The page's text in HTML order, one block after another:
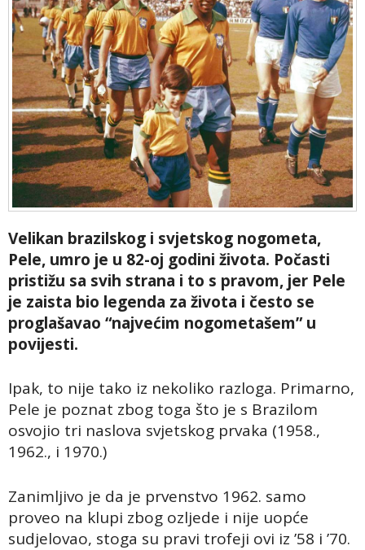
Velikan brazilskog i svjetskog nogometa,
Pele, umro je u 82-oj godini života. Počasti
pristižu sa svih strana i to s pravom, jer Pele
je zaista bio legenda za života i često se
proglašavao “najvećim nogometašem” u
povijesti.
Ipak, to nije tako iz nekoliko razloga. Primarno,
Pele je poznat zbog toga što je s Brazilom
osvojio tri naslova svjetskog prvaka (1958.,
1962., i 1970.)
Zanimljivo je da je prvenstvo 1962. samo
proveo na klupi zbog ozljede i nije uopće
sudjelovao, stoga su pravi trofeji ovi iz ’58 i ’70.